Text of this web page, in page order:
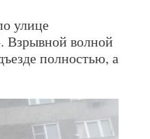
улице
Взрывной волной
полностью, а